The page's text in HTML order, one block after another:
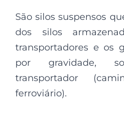
São silos suspensos
dos silos
transportadores e os
por gravidade,
transportador
ferroviário).